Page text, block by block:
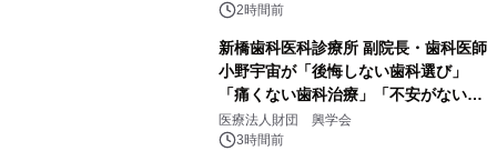
2時間前
新橋歯科医科診療所 副院長・歯科医師
小野宇宙が「後悔しない歯科選び」
「痛くない歯科治療」「不安がない治
療計画」をテーマに専門監修
医療法人財団 興学会
3時間前